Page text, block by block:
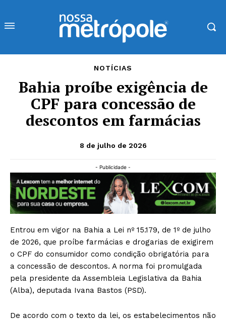
NOTÍCIAS
Bahia proíbe exigência de
CPF para concessão de
descontos em farmácias
8 de julho de 2026
- Publicidade -
Entrou em vigor na Bahia a Lei nº 15.179, de 1º de julho
de 2026, que proíbe farmácias e drogarias de exigirem
o CPF do consumidor como condição obrigatória para
a concessão de descontos. A norma foi promulgada
pela presidente da Assembleia Legislativa da Bahia
(Alba), deputada Ivana Bastos (PSD).
De acordo com o texto da lei, os estabelecimentos não